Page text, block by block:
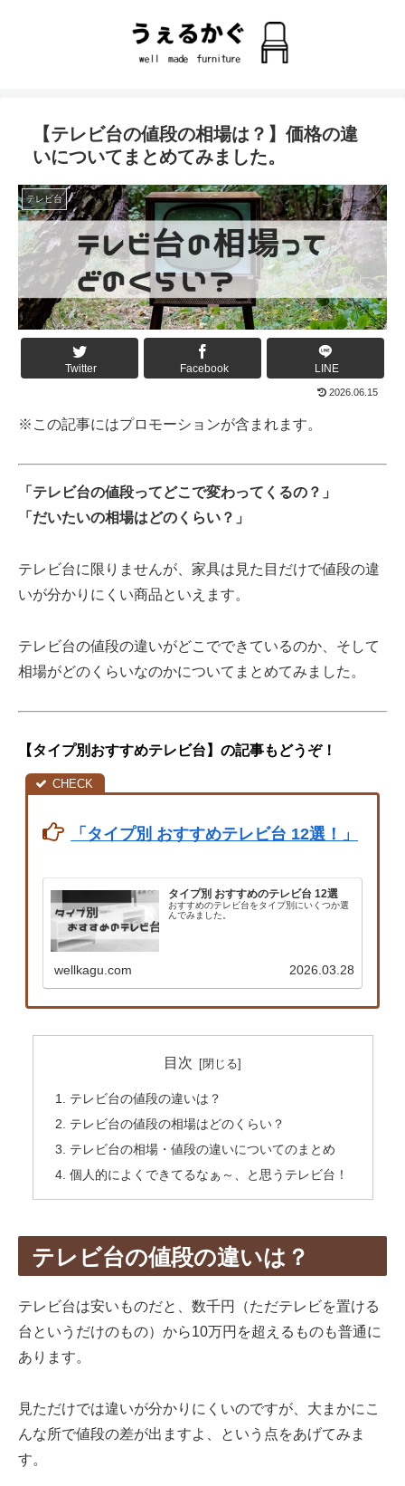
【テレビ台の値段の相場は？】価格の違
いについてまとめてみました。
テレビ台
Twitter Facebook LINE
2026.06.15
※この記事にはプロモーションが含まれます。
「テレビ台の値段ってどこで変わってくるの？」
「だいたいの相場はどのくらい？」
テレビ台に限りませんが、家具は見た目だけで値段の違
いが分かりにくい商品といえます。
テレビ台の値段の違いがどこでできているのか、そして
相場がどのくらいなのかについてまとめてみました。
【タイプ別おすすめテレビ台】の記事もどうぞ！
「タイプ別 おすすめテレビ台 12選！」
タイプ別 おすすめのテレビ台 12選
おすすめのテレビ台をタイプ別にいくつか選
んでみました。
wellkagu.com 2026.03.28
目次
テレビ台の値段の違いは？
テレビ台の値段の相場はどのくらい？
テレビ台の相場・値段の違いについてのまとめ
個人的によくできてるなぁ～、と思うテレビ台！
テレビ台の値段の違いは？
テレビ台は安いものだと、数千円（ただテレビを置ける
台というだけのもの）から10万円を超えるものも普通に
あります。
見ただけでは違いが分かりにくいのですが、大まかにこ
んな所で値段の差が出ますよ、という点をあげてみま
す。